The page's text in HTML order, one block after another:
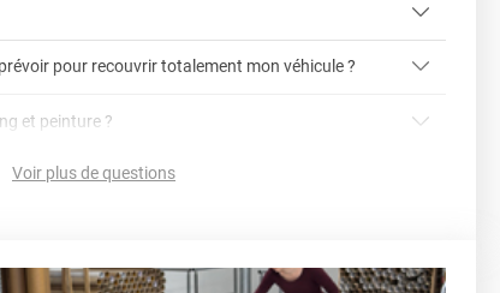
en cliquant ici
3D
pour recouvrir totalement mon véhicule ?
le toit.)
et peinture ?
moment
?
complète ?
Voir plus de questions